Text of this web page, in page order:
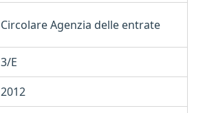
Circolare Agenzia delle entrate
3/E
2012